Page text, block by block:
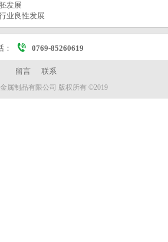
发展
业良性发展
： 0769-85260619
留言 联系
属制品有限公司 版权所有 ©2019